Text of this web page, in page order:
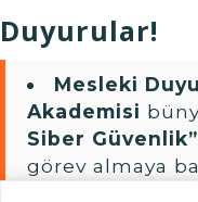
Duyurular!
Mesleki
Akademisi
Siber Güvenlik”
görev almaya